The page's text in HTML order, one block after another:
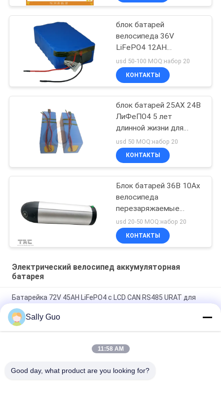
блок батарей
велосипеда 36V
LiFePO4 12AH
электрический для
круга E-скутера
глубокого
usd 50-100 MOQ:набор 20
КОНТАКТЫ
блок батарей 25АХ 24В
ЛиФеПО4 5 лет
длинной жизни для
электрического
велосипеда
usd 50 MOQ:набор 20
КОНТАКТЫ
Блок батарей 36В 10Ах
велосипеда
перезаряжаемые
бутылки лития 18650
10С4П электрический
usd 20-50 MOQ:набор 20
КОНТАКТЫ
Электрический велосипед аккумуляторная
батарея
Батарейка 72V 45AH LiFePO4 с LCD CAN RS485 URAT для
электрического мотоцикла
72V 30AH Литий-ионный аккумулятор с ЖК-дисплеем
RS485 для электрического мотоцикла
Таможня делает умным BMS 72V 50Ah электрический блок
Sally Guo
11:58 AM
Good day, what product are you looking for?